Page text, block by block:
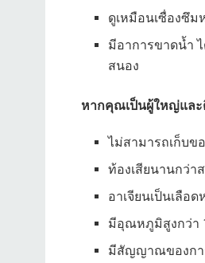
ดูเหมือนเซื่องซึม
มีอาการขาดน้ำ
สนอง
หากคุณเป็นผู้ใหญ่แล
ไม่สามารถเก็บข
ท้องเสียนานกว่า
อาเจียนเป็นเลือ
มีอุณหภูมิสูงกว่า
มีสัญญาณของกา